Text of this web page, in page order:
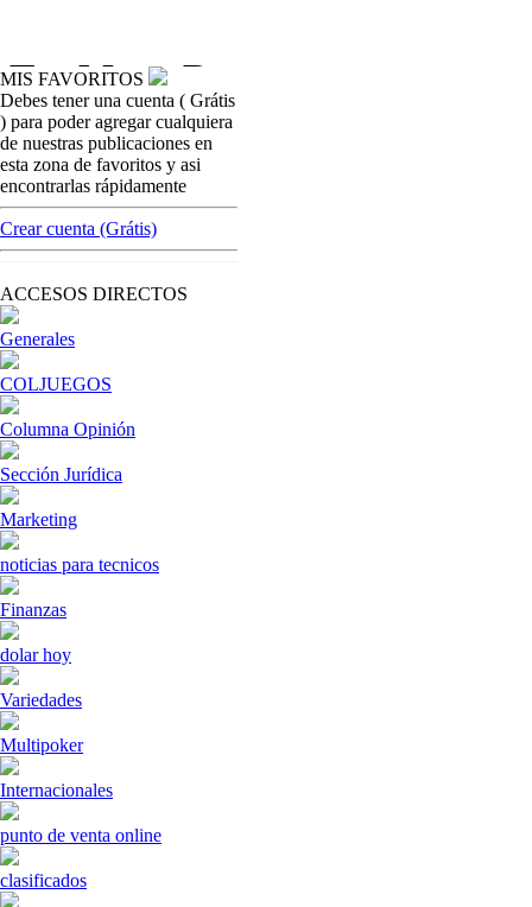
casinos-colombia-noticias
Sorteos sobre bonos de capitalización
comienzan a ser tendencia en Sur América
[ Cerrar X ]
Advertisement
MIS FAVORITOS
Debes tener una cuenta ( Grátis
) para poder agregar cualquiera
de nuestras publicaciones en
esta zona de favoritos y asi
encontrarlas rápidamente
Crear cuenta (Grátis)
ACCESOS DIRECTOS
Generales
COLJUEGOS
Columna Opinión
Sección Jurídica
Marketing
noticias para tecnicos
Finanzas
dolar hoy
Variedades
Multipoker
Internacionales
punto de venta online
clasificados